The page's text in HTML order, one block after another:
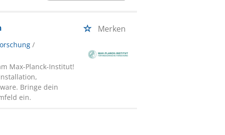
Merken
/
Max-Planck-Institut!
Bringe dein
ein.